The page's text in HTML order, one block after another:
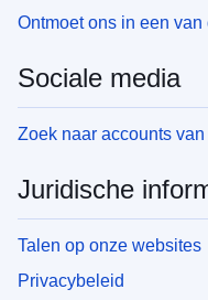
Ontmoet ons in een
Sociale media
Zoek naar accounts
Juridische
Talen op onze websites
Privacybeleid